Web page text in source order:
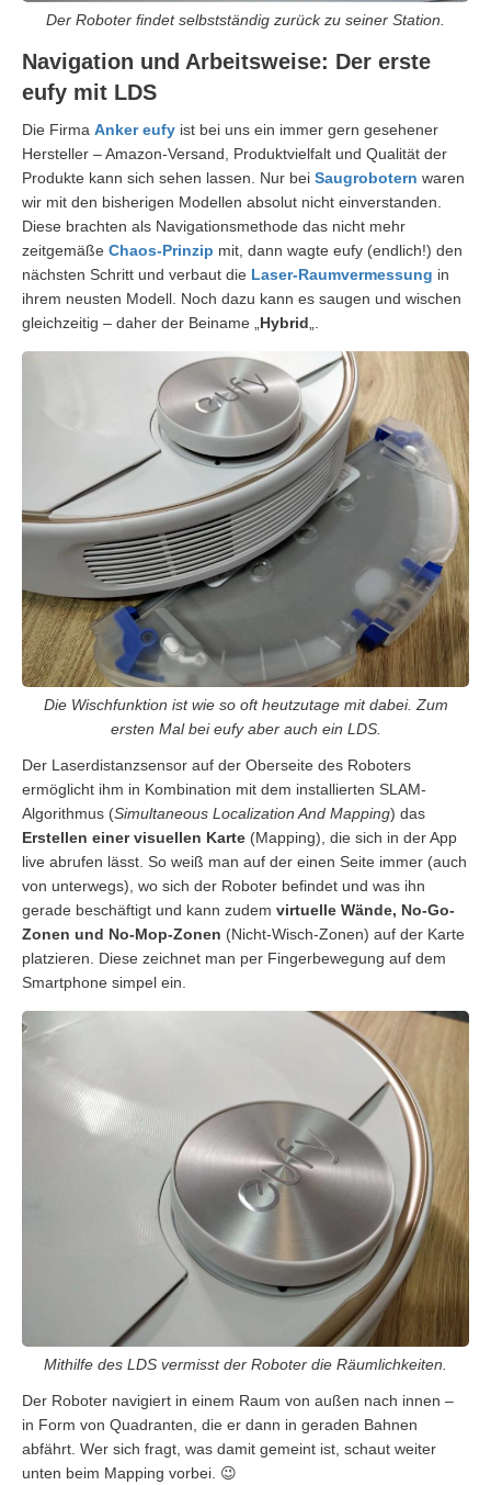
Der Roboter findet selbstständig zurück zu seiner Station.
Navigation und Arbeitsweise: Der erste
eufy mit LDS
Die Firma Anker eufy ist bei uns ein immer gern gesehener
Hersteller – Amazon-Versand, Produktvielfalt und Qualität der
Produkte kann sich sehen lassen. Nur bei Saugrobotern waren
wir mit den bisherigen Modellen absolut nicht einverstanden.
Diese brachten als Navigationsmethode das nicht mehr
zeitgemäße Chaos-Prinzip mit, dann wagte eufy (endlich!) den
nächsten Schritt und verbaut die Laser-Raumvermessung in
ihrem neusten Modell. Noch dazu kann es saugen und wischen
gleichzeitig – daher der Beiname „ Hybrid
Die Wischfunktion ist wie so oft heutzutage mit dabei. Zum
ersten Mal bei eufy aber auch ein LDS.
Der Laserdistanzsensor auf der Oberseite des Roboters
ermöglicht ihm in Kombination mit dem installierten SLAM-
Algorithmus (Simultaneous Localization And Mapping) das
Erstellen einer visuellen Karte (Mapping), die sich in der App
live abrufen lässt. So weiß man auf der einen Seite immer (auch
von unterwegs), wo sich der Roboter befindet und was ihn
gerade beschäftigt und kann zudem virtuelle Wände, No-Go-
Zonen und No-Mop-Zonen (Nicht-Wisch-Zonen) auf der Karte
platzieren. Diese zeichnet man per Fingerbewegung auf dem
Smartphone simpel ein.
Mithilfe des LDS vermisst der Roboter die Räumlichkeiten.
Der Roboter navigiert in einem Raum von außen nach innen –
in Form von Quadranten, die er dann in geraden Bahnen
abfährt. Wer sich fragt, was damit gemeint ist, schaut weiter
unten beim Mapping vorbei. 😉